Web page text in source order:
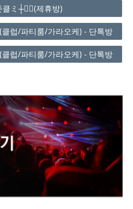
ミ┼❤️‍🔥(제휴방)
럽/파티룸/가라오케) - 단톡방
럽/파티룸/가라오케) - 단톡방